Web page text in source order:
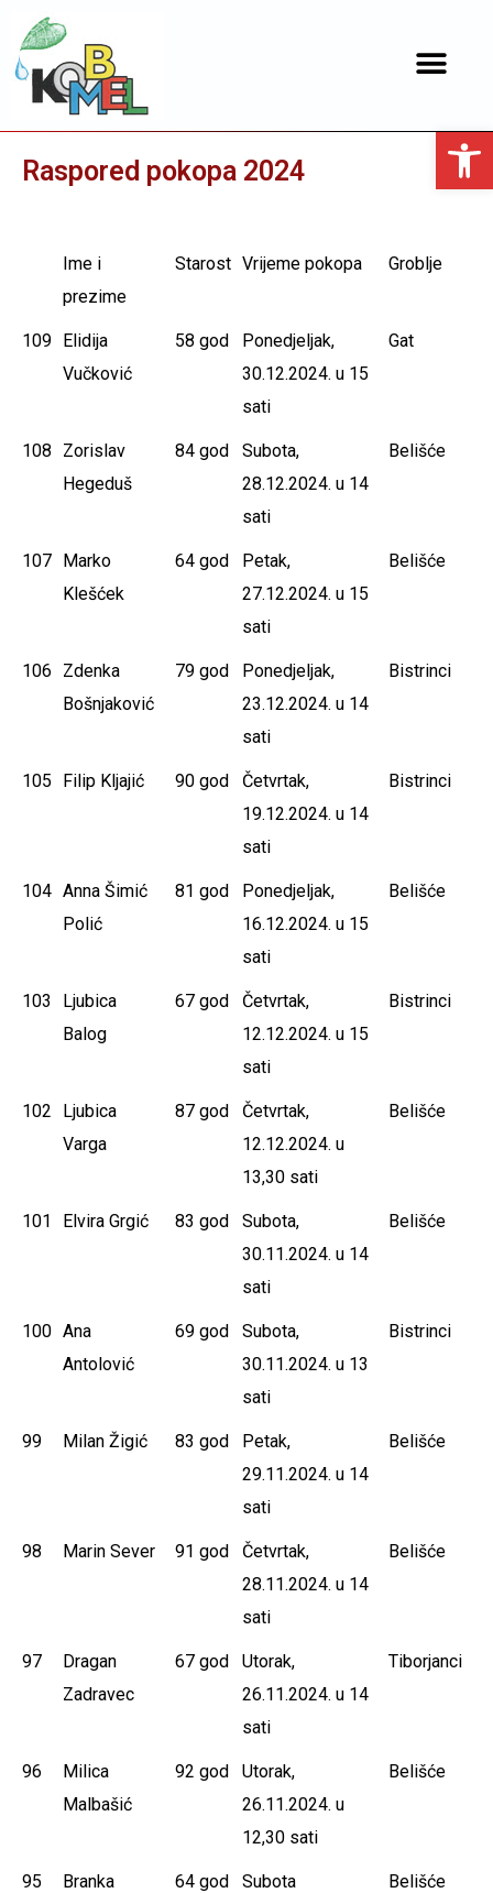
Open toolbar
Raspored pokopa 2024
Ime i
prezime
Starost Vrijeme pokopa Groblje
109 Elidija
Vučković
58 god
Ponedjeljak,
30.12.2024. u 15
sati
Gat
108
Zorislav
Hegeduš
84 god
Subota,
28.12.2024. u 14
sati
Belišće
107 Marko
Klešćek
64 god
Petak,
27.12.2024. u 15
sati
Belišće
106
Zdenka
Bošnjaković
79 god
Ponedjeljak,
23.12.2024. u 14
sati
Bistrinci
105 Filip Kljajić 90 god
Četvrtak,
19.12.2024. u 14
sati
Bistrinci
104 Anna Šimić
Polić
81 god
Ponedjeljak,
16.12.2024. u 15
sati
Belišće
103
Ljubica
Balog
67 god
Četvrtak,
12.12.2024. u 15
sati
Bistrinci
102
Ljubica
Varga
87 god
Četvrtak,
12.12.2024. u
13,30 sati
Belišće
101 Elvira Grgić 83 god
Subota,
30.11.2024. u 14
sati
Belišće
100 Ana
Antolović
69 god
Subota,
30.11.2024. u 13
sati
Bistrinci
99 Milan Žigić 83 god
Petak,
29.11.2024. u 14
sati
Belišće
98 Marin Sever 91 god
Četvrtak,
28.11.2024. u 14
sati
Belišće
97
Dragan
Zadravec
67 god
Utorak,
26.11.2024. u 14
sati
Tiborjanci
96
Milica
Malbašić
92 god
Utorak,
26.11.2024. u
12,30 sati
Belišće
95
Branka
64 god
Subota
Belišće